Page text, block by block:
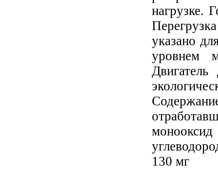
нагрузке.
указано
уровнем
130 мг